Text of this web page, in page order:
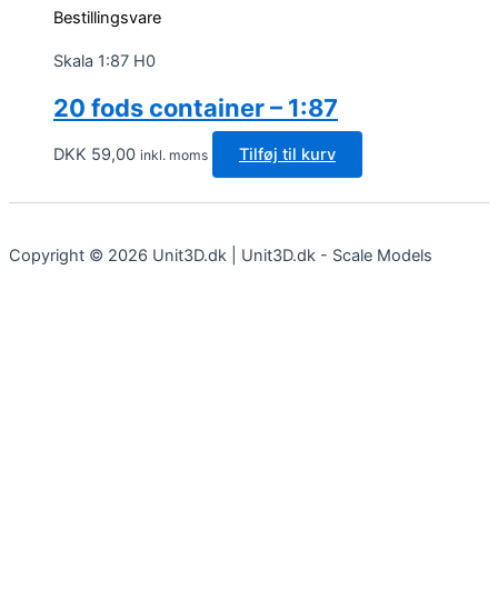
Bestillingsvare
Skala 1:87 H0
20 fods container – 1:87
DKK 59,00 inkl. moms Tilføj til kurv
Copyright © 2026 Unit3D.dk | Unit3D.dk - Scale Models